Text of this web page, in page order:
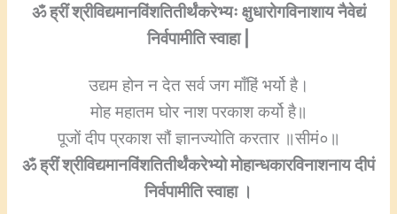
ॐ ह्रीं श्रीविद्यमानविंशतितीर्थंकरेभ्यः क्षुधारोगविनाशाय नैवेद्यं
निर्वपामीति स्वाहा |
उद्यम होन न देत सर्व जग माँहिं भर्यो है।
मोह महातम घोर नाश परकाश कर्यो है॥
पूजों दीप प्रकाश सौं ज्ञानज्योति करतार ॥सीमं०॥
ॐ ह्रीं श्रीविद्यमानविंशतितीर्थंकरेभ्यो मोहान्धकारविनाशनाय दीपं
निर्वपामीति स्वाहा ।